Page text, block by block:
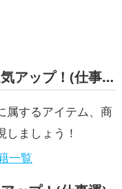
ップ！(仕事運)
属するアイテム、商
ましょう！
一覧